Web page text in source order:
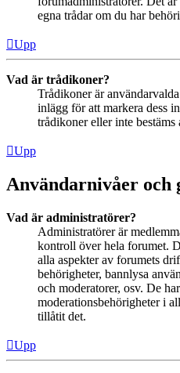
egna trådar om du har
Upp
Vad är trådikoner?
Trådikoner är
inlägg för att markera dess
trådikoner eller inte
Upp
Användarnivåer och
Vad är administratörer?
Administratörer är
kontroll över hela forumet.
alla aspekter av forumets
behörigheter, bannlysa
och moderatorer, osv. De
moderationsbehörigheter i
tillåtit det.
Upp